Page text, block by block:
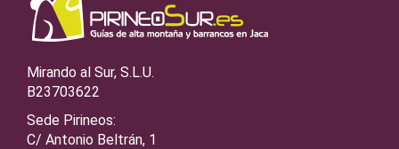
Mirando al Sur, S.L.U.
B23703622
Sede Pirineos:
C/ Antonio Beltrán, 1